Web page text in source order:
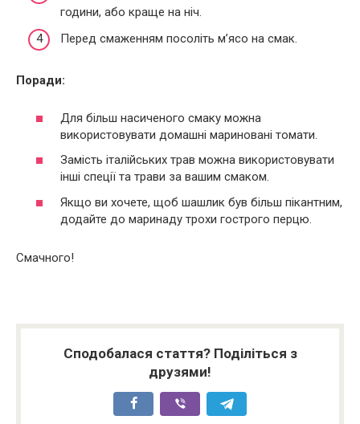
години, або краще на ніч.
Перед смаженням посоліть м’ясо на смак.
Поради:
Для більш насиченого смаку можна
використовувати домашні мариновані томати.
Замість італійських трав можна використовувати
інші спеції та трави за вашим смаком.
Якщо ви хочете, щоб шашлик був більш пікантним,
додайте до маринаду трохи гострого перцю.
Смачного!
Сподобалася стаття? Поділіться з
друзями!